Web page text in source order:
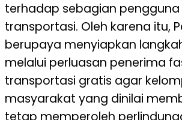
terhadap sebagian
transportasi. Oleh karena itu,
berupaya menyiapkan
melalui perluasan penerima
transportasi gratis agar
masyarakat yang dinilai
tetap memperoleh